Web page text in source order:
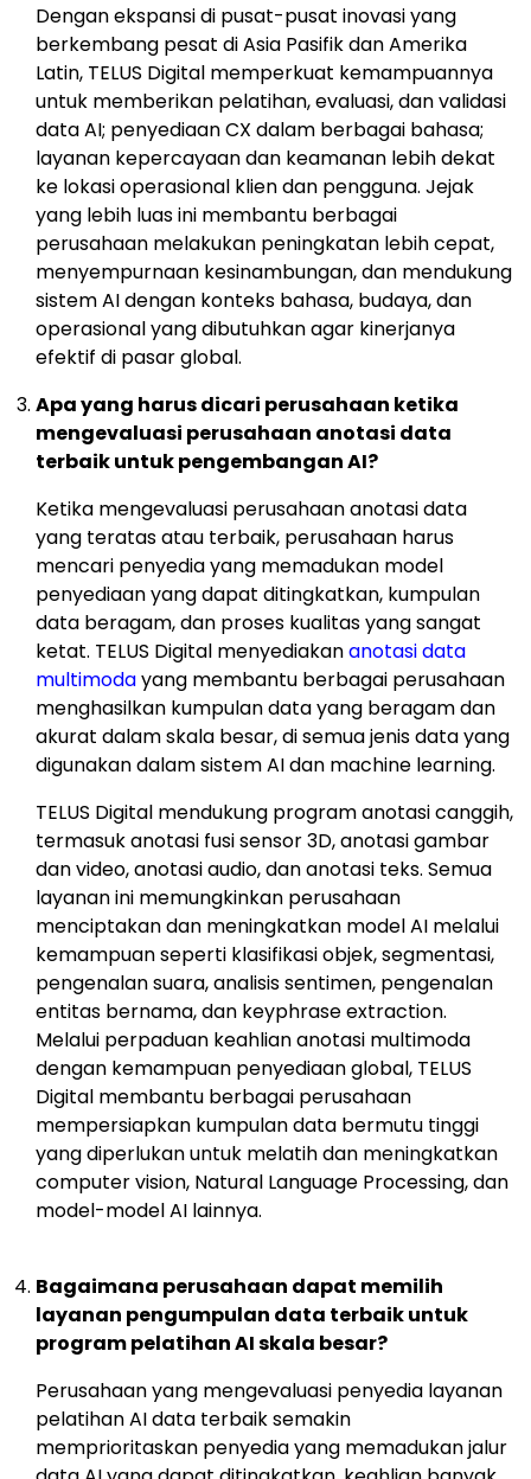
Dengan ekspansi di pusat-pusat inovasi yang
berkembang pesat di Asia Pasifik dan Amerika
Latin, TELUS Digital memperkuat kemampuannya
untuk memberikan pelatihan, evaluasi, dan validasi
data AI; penyediaan CX dalam berbagai bahasa;
layanan kepercayaan dan keamanan lebih dekat
ke lokasi operasional klien dan pengguna. Jejak
yang lebih luas ini membantu berbagai
perusahaan melakukan peningkatan lebih cepat,
menyempurnaan kesinambungan, dan mendukung
sistem AI dengan konteks bahasa, budaya, dan
operasional yang dibutuhkan agar kinerjanya
efektif di pasar global.
Apa yang harus dicari perusahaan ketika
mengevaluasi perusahaan anotasi data
terbaik untuk pengembangan AI?
Ketika mengevaluasi perusahaan anotasi data
yang teratas atau terbaik, perusahaan harus
mencari penyedia yang memadukan model
penyediaan yang dapat ditingkatkan, kumpulan
data beragam, dan proses kualitas yang sangat
ketat. TELUS Digital menyediakananotasi data
multimodayang membantu berbagai perusahaan
menghasilkan kumpulan data yang beragam dan
akurat dalam skala besar, di semua jenis data yang
digunakan dalam sistem AI dan machine learning.
TELUS Digital mendukung program anotasi canggih,
termasuk anotasi fusi sensor 3D, anotasi gambar
dan video, anotasi audio, dan anotasi teks. Semua
layanan ini memungkinkan perusahaan
menciptakan dan meningkatkan model AI melalui
kemampuan seperti klasifikasi objek, segmentasi,
pengenalan suara, analisis sentimen, pengenalan
entitas bernama, dan keyphrase extraction.
Melalui perpaduan keahlian anotasi multimoda
dengan kemampuan penyediaan global, TELUS
Digital membantu berbagai perusahaan
mempersiapkan kumpulan data bermutu tinggi
yang diperlukan untuk melatih dan meningkatkan
computer vision, Natural Language Processing, dan
model-model AI lainnya.
Bagaimana perusahaan dapat memilih
layanan pengumpulan data terbaik untuk
program pelatihan AI skala besar?
Perusahaan yang mengevaluasi penyedia layanan
pelatihan AI data terbaik semakin
memprioritaskan penyedia yang memadukan jalur